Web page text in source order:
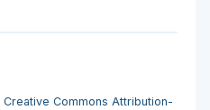
Creative Commons Attribution-